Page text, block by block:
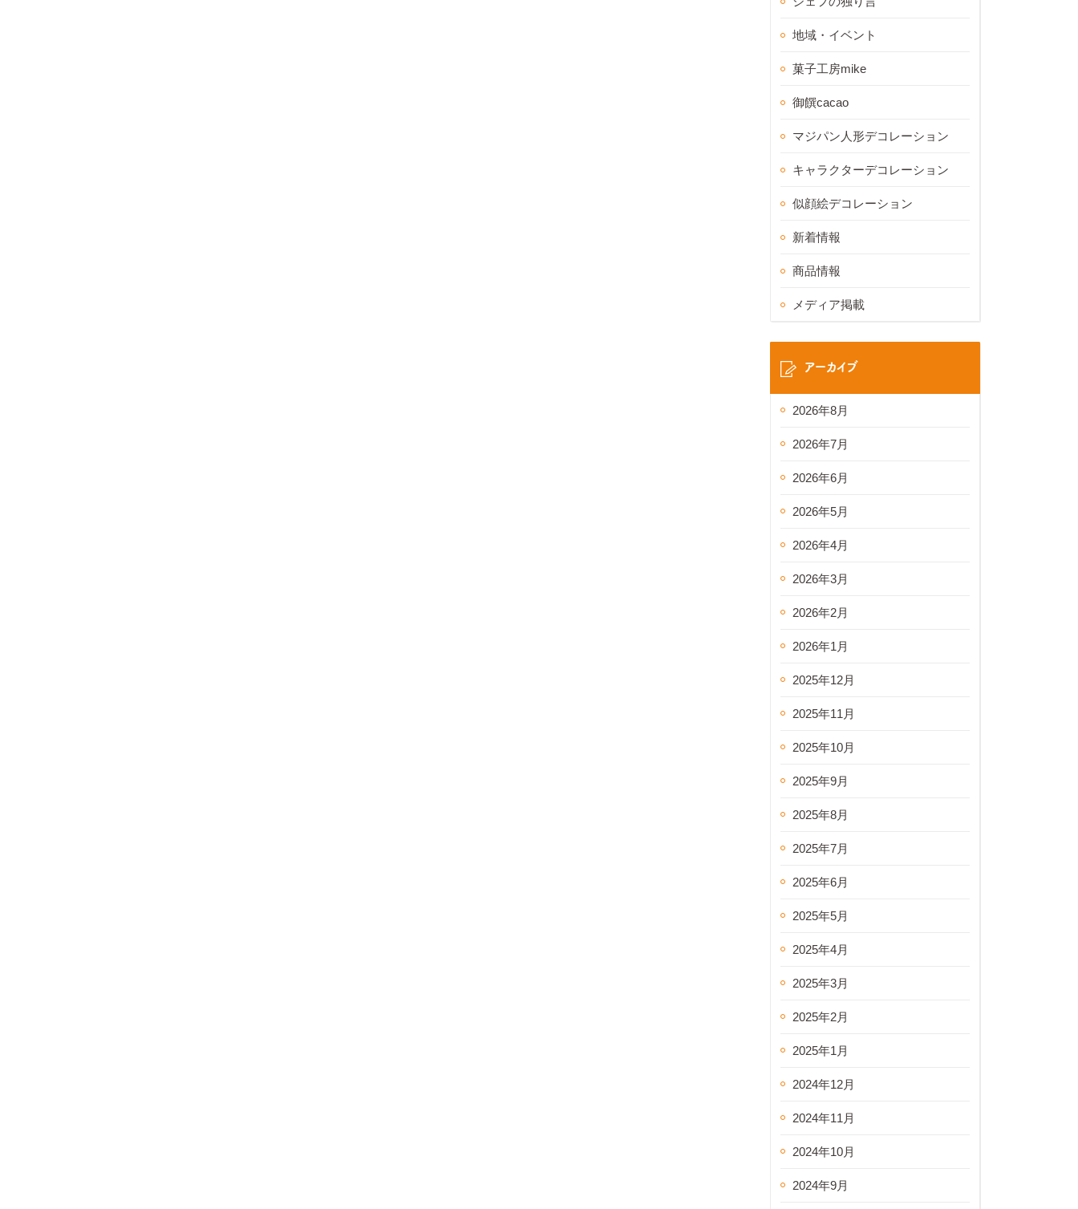
地域・イベント
菓子工房mike
御饌cacao
マジパン人形デコレーション
キャラクターデコレーション
似顔絵デコレーション
新着情報
商品情報
メディア掲載
アーカイブ
2026年8月
2026年7月
2026年6月
2026年5月
2026年4月
2026年3月
2026年2月
2026年1月
2025年12月
2025年11月
2025年10月
2025年9月
2025年8月
2025年7月
2025年6月
2025年5月
2025年4月
2025年3月
2025年2月
2025年1月
2024年12月
2024年11月
2024年10月
2024年9月